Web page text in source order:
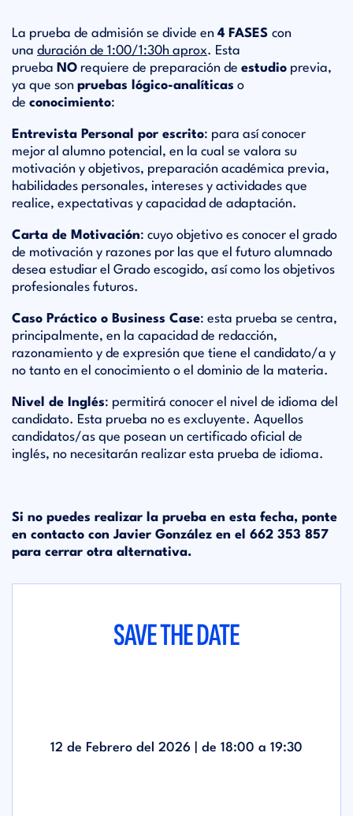
La prueba de admisión se divide en 4 FASES con
una duración de 1:00/1:30h aprox. Esta
prueba NO requiere de preparación de estudio previa,
ya que son pruebas lógico-analíticas o
de conocimiento:
Entrevista Personal por escrito: para así conocer
mejor al alumno potencial, en la cual se valora su
motivación y objetivos, preparación académica previa,
habilidades personales, intereses y actividades que
realice, expectativas y capacidad de adaptación.
Carta de Motivación: cuyo objetivo es conocer el grado
de motivación y razones por las que el futuro alumnado
desea estudiar el Grado escogido, así como los objetivos
profesionales futuros.
Caso Práctico o Business Case: esta prueba se centra,
principalmente, en la capacidad de redacción,
razonamiento y de expresión que tiene el candidato/a y
no tanto en el conocimiento o el dominio de la materia.
Nivel de Inglés: permitirá conocer el nivel de idioma del
candidato. Esta prueba no es excluyente. Aquellos
candidatos/as que posean un certificado oficial de
inglés, no necesitarán realizar esta prueba de idioma.
Si no puedes realizar la prueba en esta fecha, ponte
en contacto con Javier González en el 662 353 857
para cerrar otra alternativa.
SAVE THE DATE
12 de Febrero del 2026 | de 18:00 a 19:30